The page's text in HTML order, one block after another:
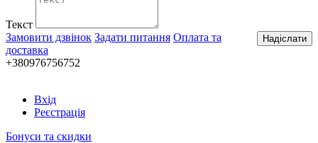
Текст
Надіслати
Замовити дзвінок Задати питання Оплата та
доставка
+380976756752
Вхід
Реєстрація
Бонуси та скидки